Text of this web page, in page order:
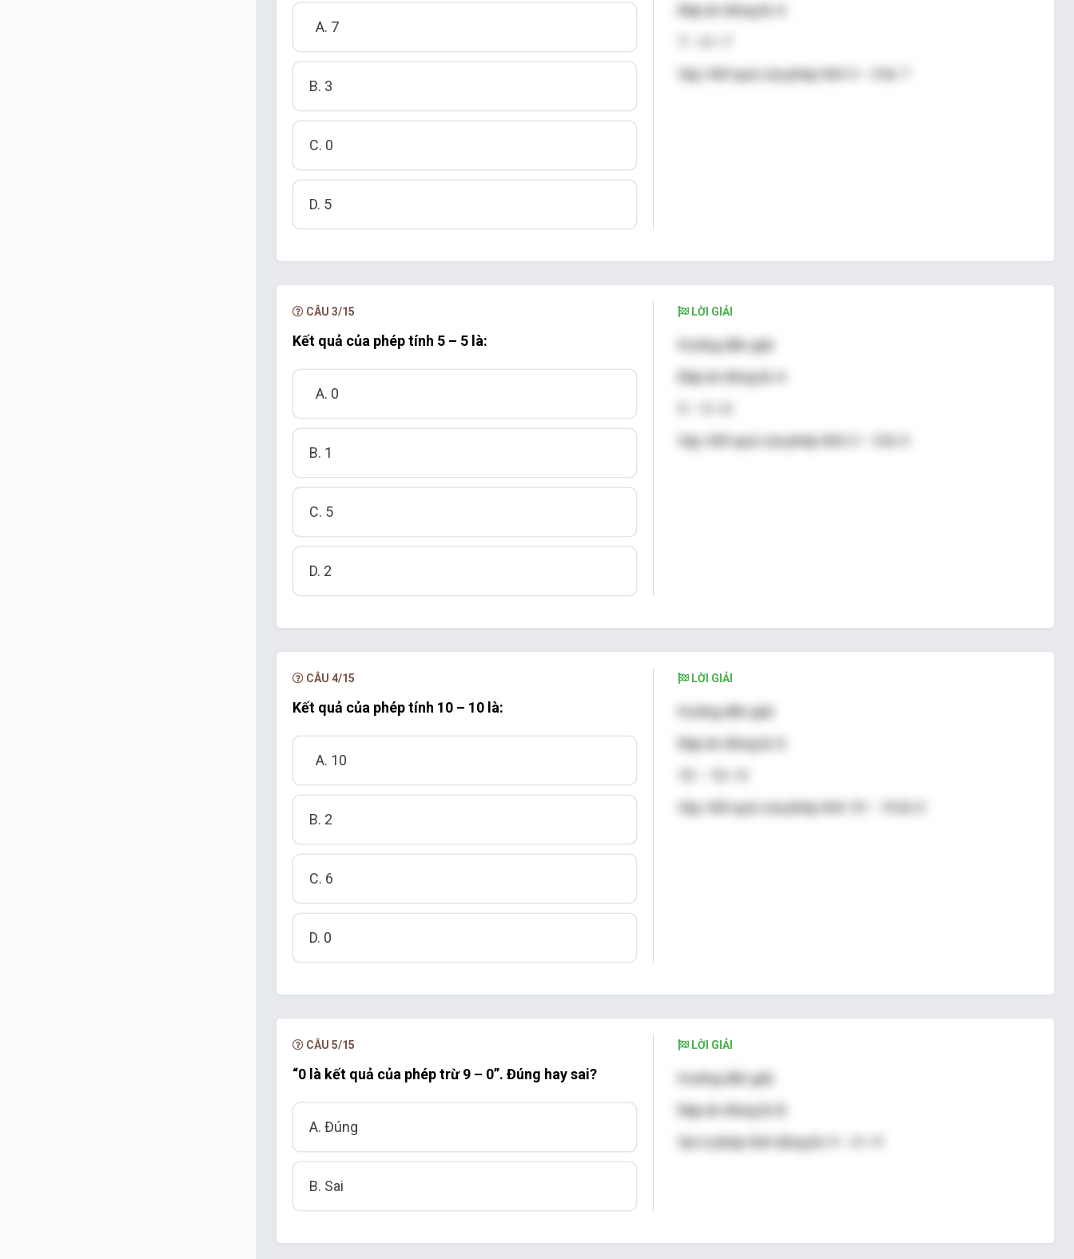
A. 7
B. 3
C. 0
D. 5
Đáp án đúng là: A
Vậy: Kết quả của phép tính 3 – 0 là: 7
CÂU 3/15
Kết quả của phép tính 5 – 5 là:
A. 0
B. 1
C. 5
D. 2
LỜI GIẢI
Hướng dẫn giải
Đáp án đúng là: A
Vậy: Kết quả của phép tính 5 – 5 là: 0
CÂU 4/15
Kết quả của phép tính 10 – 10 là:
A. 10
B. 2
C. 6
D. 0
LỜI GIẢI
Hướng dẫn giải
Đáp án đúng là: D
Vậy: Kết quả của phép tính 10 – 10 là: 0
CÂU 5/15
“0 là kết quả của phép trừ 9 – 0”. Đúng hay sai?
A. Đúng
B. Sai
LỜI GIẢI
Hướng dẫn giải
Đáp án đúng là: B
Sai vì phép tính đúng là: 9 – 0 = 9